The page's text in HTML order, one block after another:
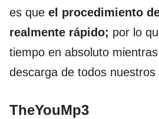
es que el procedimiento
realmente rápido; por lo
tiempo en absoluto
descarga de todos nuestros
TheYouMp3